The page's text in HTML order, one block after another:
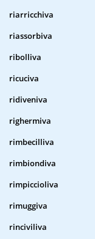
riarricchiva
riassorbiva
ribolliva
ricuciva
ridiveniva
righermiva
rimbecilliva
rimbiondiva
rimpiccioliva
rimuggiva
rinciviliva